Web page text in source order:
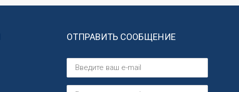
ОТПРАВИТЬ СООБЩЕНИЕ